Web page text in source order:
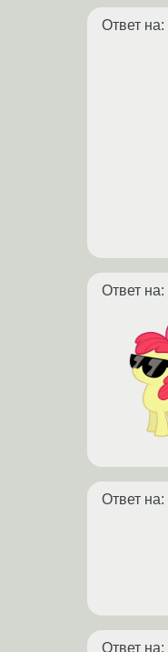
Ответ на:
Ответ на:
Ответ на:
Ответ на: